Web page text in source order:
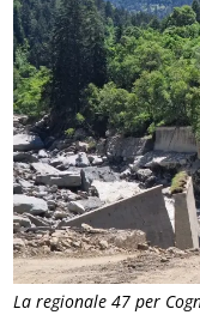
La regionale 47 per